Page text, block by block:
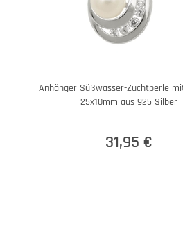
Anhänger Süßwasser-Zuchtperle
25x10mm aus 925 Silber
31,95 €